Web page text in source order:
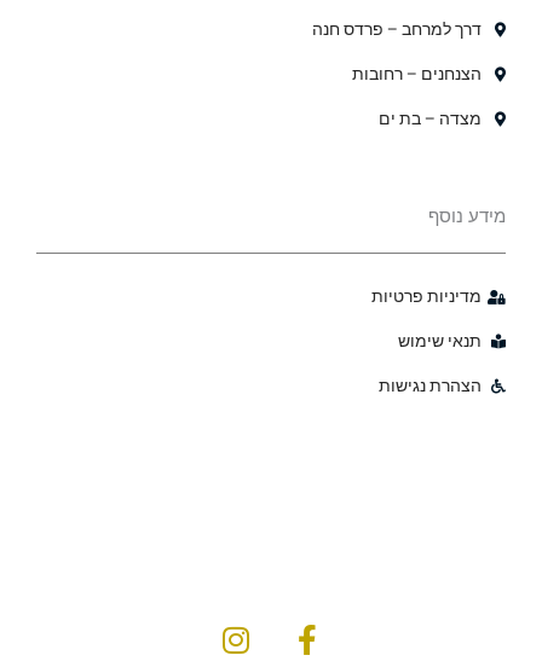
דרך למרחב – פרדס חנה
הצנחנים – רחובות
מצדה – בת ים
מידע נוסף
מדיניות פרטיות
תנאי שימוש
הצהרת נגישות
F
I